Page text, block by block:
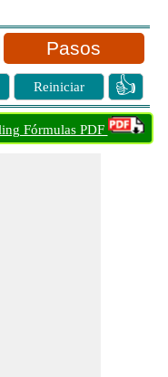
Pasos
Reiniciar 👍
Fórmulas PDF